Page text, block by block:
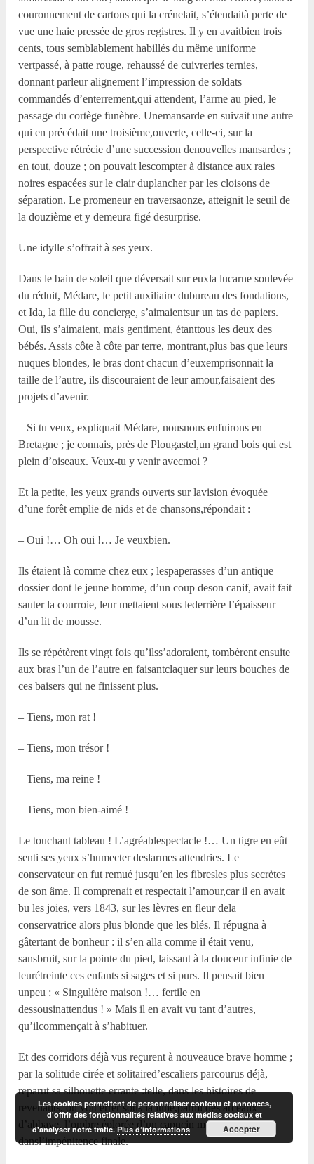
couronnement de cartons qui la crénelait, s’étendaità perte de
vue une haie pressée de gros registres. Il y en avaitbien trois
cents, tous semblablement habillés du même uniforme
vertpassé, à patte rouge, rehaussé de cuivreries ternies,
donnant parleur alignement l’impression de soldats
commandés d’enterrement,qui attendent, l’arme au pied, le
passage du cortège funèbre. Unemansarde en suivait une autre
qui en précédait une troisième,ouverte, celle-ci, sur la
perspective rétrécie d’une succession denouvelles mansardes ;
en tout, douze ; on pouvait lescompter à distance aux raies
noires espacées sur le clair duplancher par les cloisons de
séparation. Le promeneur en traversaonze, atteignit le seuil de
la douzième et y demeura figé desurprise.
Une idylle s’offrait à ses yeux.
Dans le bain de soleil que déversait sur euxla lucarne soulevée
du réduit, Médare, le petit auxiliaire dubureau des fondations,
et Ida, la fille du concierge, s’aimaientsur un tas de papiers.
Oui, ils s’aimaient, mais gentiment, étanttous les deux des
bébés. Assis côte à côte par terre, montrant,plus bas que leurs
nuques blondes, le bras dont chacun d’euxemprisonnait la
taille de l’autre, ils discouraient de leur amour,faisaient des
projets d’avenir.
– Si tu veux, expliquait Médare, nousnous enfuirons en
Bretagne ; je connais, près de Plougastel,un grand bois qui est
plein d’oiseaux. Veux-tu y venir avecmoi ?
Et la petite, les yeux grands ouverts sur lavision évoquée
d’une forêt emplie de nids et de chansons,répondait :
– Oui !… Oh oui !… Je veuxbien.
Ils étaient là comme chez eux ; lespaperasses d’un antique
dossier dont le jeune homme, d’un coup deson canif, avait fait
sauter la courroie, leur mettaient sous lederrière l’épaisseur
d’un lit de mousse.
Ils se répétèrent vingt fois qu’ilss’adoraient, tombèrent ensuite
aux bras l’un de l’autre en faisantclaquer sur leurs bouches de
ces baisers qui ne finissent plus.
– Tiens, mon rat !
– Tiens, mon trésor !
– Tiens, ma reine !
– Tiens, mon bien-aimé !
Le touchant tableau ! L’agréablespectacle !… Un tigre en eût
senti ses yeux s’humecter deslarmes attendries. Le
conservateur en fut remué jusqu’en les fibresles plus secrètes
de son âme. Il comprenait et respectait l’amour,car il en avait
bu les joies, vers 1843, sur les lèvres en fleur dela
conservatrice alors plus blonde que les blés. Il répugna à
gâtertant de bonheur : il s’en alla comme il était venu,
sansbruit, sur la pointe du pied, laissant à la douceur infinie de
leurétreinte ces enfants si sages et si purs. Il pensait bien
unpeu : « Singulière maison !… fertile en
dessousinattendus ! » Mais il en avait vu tant d’autres,
qu’ilcommençait à s’habituer.
Et des corridors déjà vus reçurent à nouveauce brave homme ;
par la solitude cirée et solitaired’escaliers parcourus déjà,
reparut sa silhouette errante :telle, dans les histoires de
revenants, on voit errer sous la lune,parmi des arceaux
d’abbaye, l’ombre éplorée d’un capucin mort
dansl’impénitence finale.
Les cookies permettent de personnaliser contenu et annonces,
d'offrir des fonctionnalités relatives aux médias sociaux et
d'analyser notre trafic.Plus d’informations Accepter